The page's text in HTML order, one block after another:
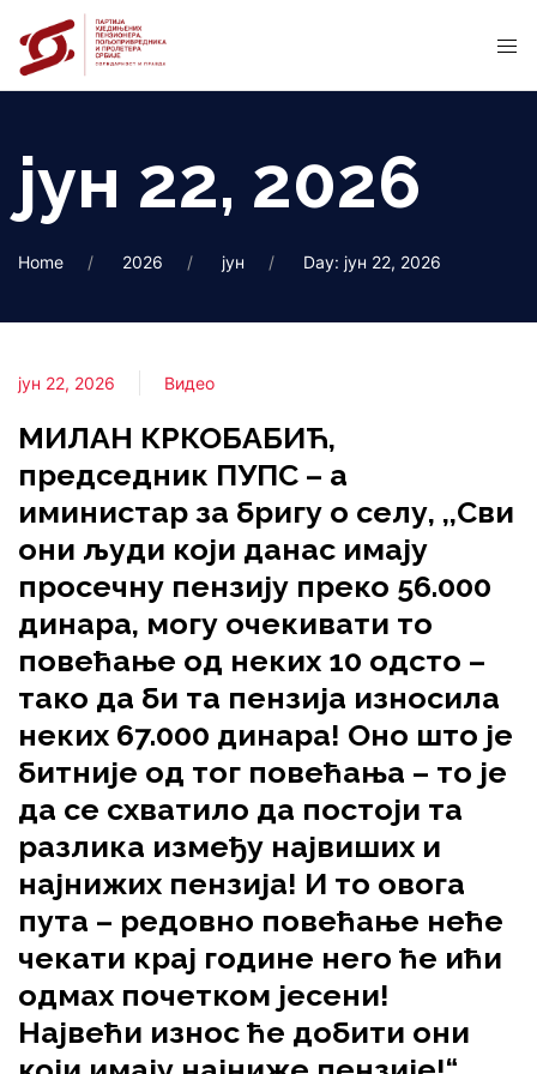
јун 22, 2026
Home 2026 јун Day: јун 22, 2026
јун 22, 2026 Видео
МИЛАН КРКОБАБИЋ,
председник ПУПС – а
иминистар за бригу о селу, ,,Сви
они људи који данас имају
просечну пензију преко 56.000
динара, могу очекивати то
повећање од неких 10 одсто –
тако да би та пензија износила
неких 67.000 динара! Оно што је
битније од тог повећања – то је
да се схватило да постоји та
разлика између највиших и
најнижих пензија! И то овога
пута – редовно повећање неће
чекати крај године него ће ићи
одмах почетком јесени!
Највећи износ ће добити они